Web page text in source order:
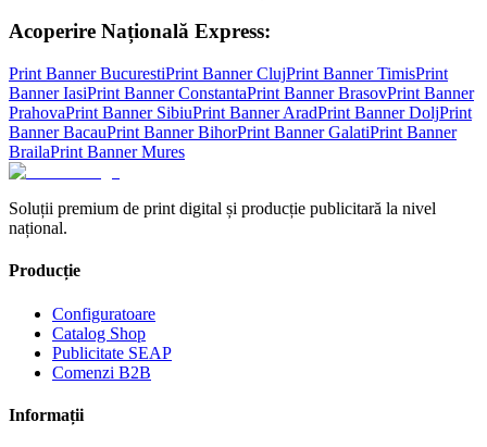
Acoperire Națională Express:
Print BannerBucurestiPrint BannerClujPrint BannerTimisPrint
BannerIasiPrint BannerConstantaPrint BannerBrasovPrint Banner
PrahovaPrint Banner SibiuPrint BannerAradPrint BannerDoljPrint
BannerBacauPrint BannerBihorPrint BannerGalatiPrint Banner
BrailaPrint BannerMures
Soluții premium de print digital și producție publicitară la nivel
național.
Producție
Configuratoare
Catalog Shop
Publicitate SEAP
Comenzi B2B
Informații